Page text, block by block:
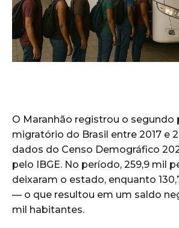
O Maranhão registrou o segundo
migratório do Brasil entre 2017 e
dados do Censo Demográfico
pelo IBGE. No período, 259,9 mil
deixaram o estado, enquanto
— o que resultou em um saldo
mil habitantes.